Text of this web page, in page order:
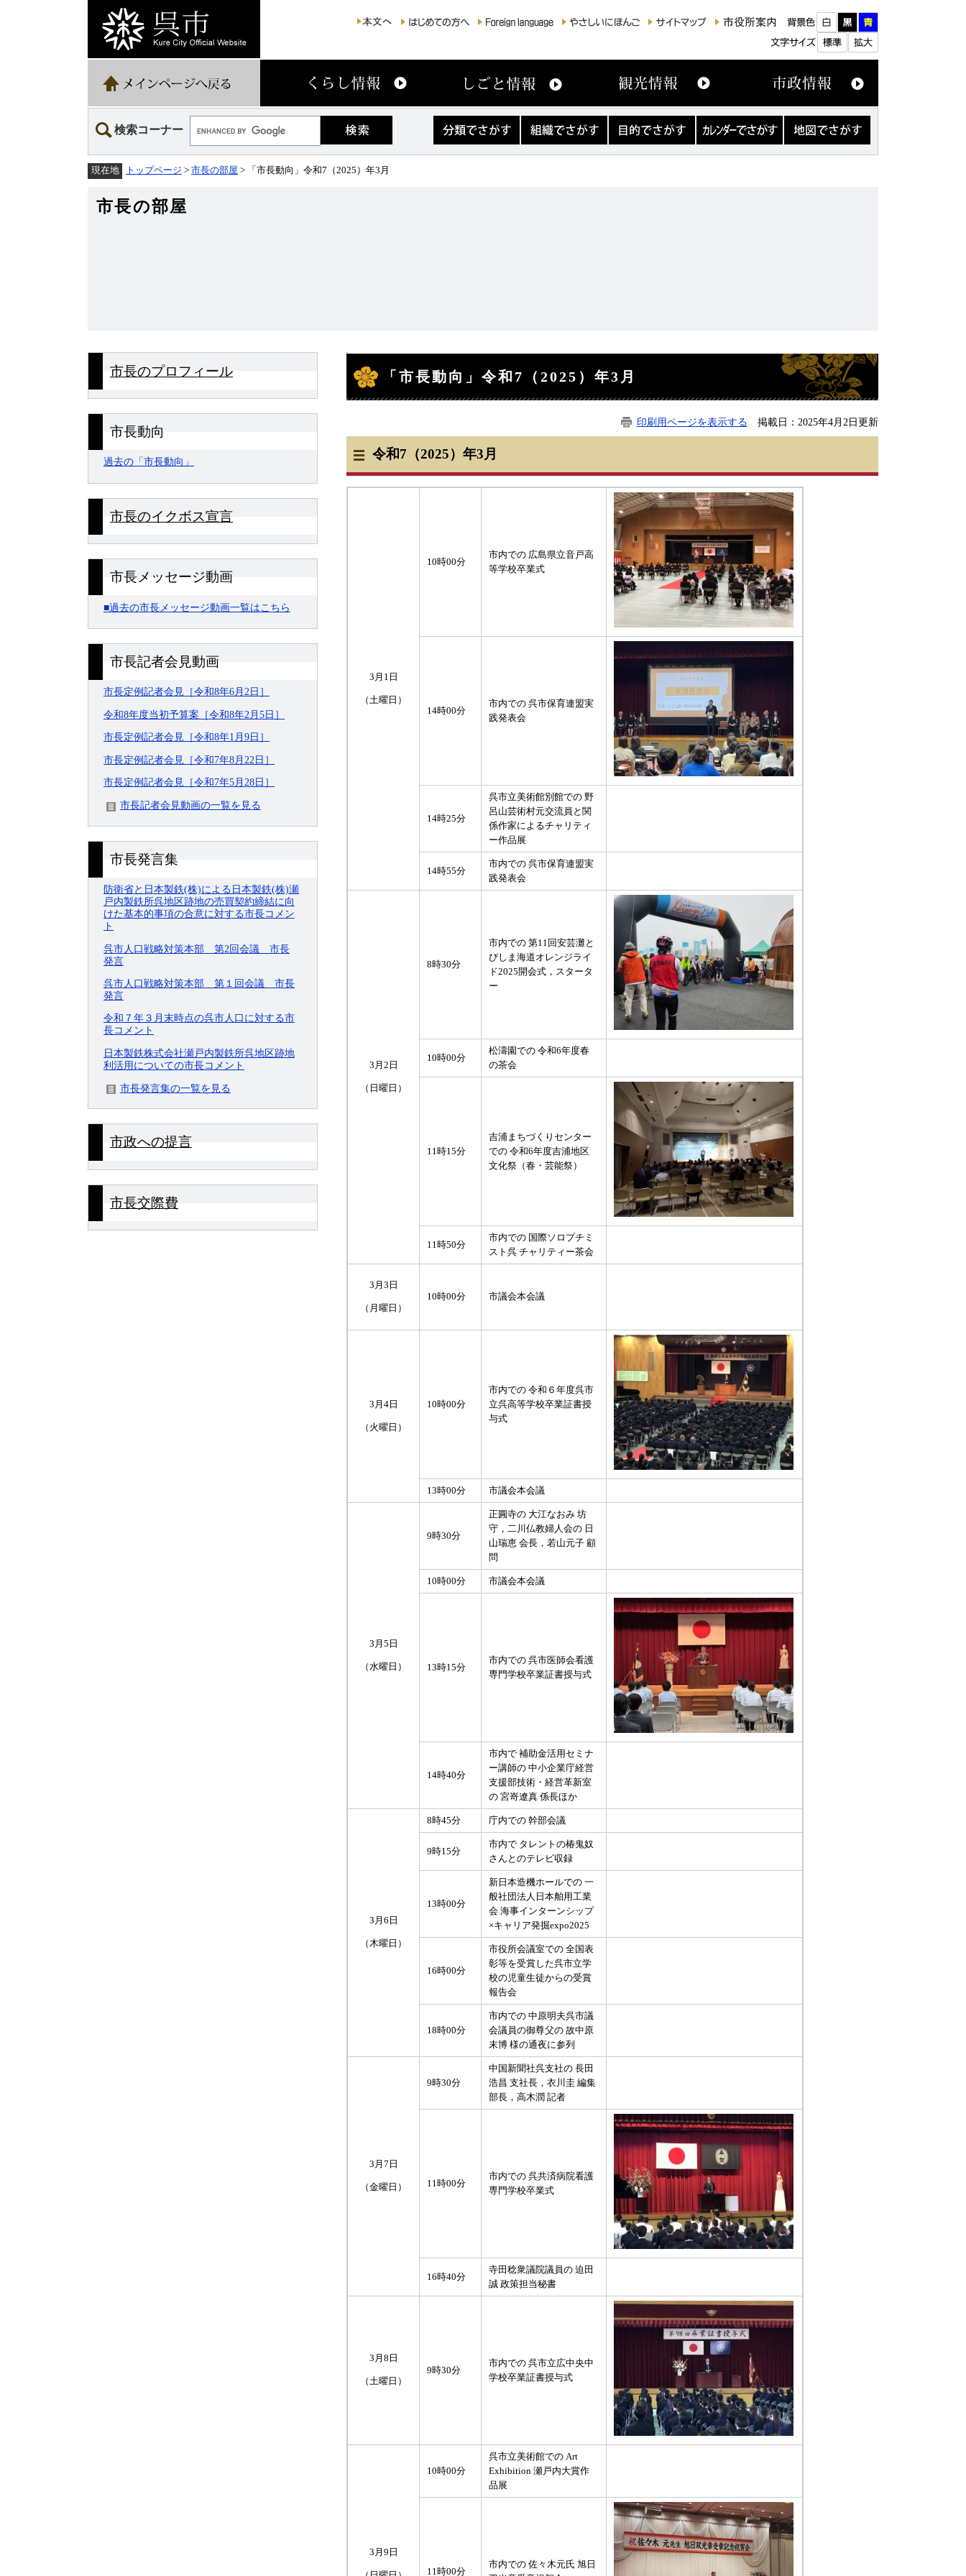
検索コーナー
カ
ス
ム
織
レ
図
現在地 トップページ > 市長の部屋 > 「市長動向」令和7（2025）年3月
市長の部屋
市長のプロフィール
市長動向
過去の「市長動向」
市長のイクボス宣言
市長メッセージ動画
■過去の市長メッセージ動画一覧はこちら
市長記者会見動画
市長定例記者会見［令和8年6月2日］
令和8年度当初予算案［令和8年2月5日］
市長定例記者会見［令和8年1月9日］
市長定例記者会見［令和7年8月22日］
市長定例記者会見［令和7年5月28日］
市長記者会見動画の一覧を見る
市長発言集
防衛省と日本製鉄(株)による日本製鉄(株)瀬
戸内製鉄所呉地区跡地の売買契約締結に向
けた基本的事項の合意に対する市長コメン
ト
呉市人口戦略対策本部 第2回会議 市長
発言
呉市人口戦略対策本部 第１回会議 市長
発言
令和７年３月末時点の呉市人口に対する市
長コメント
日本製鉄株式会社瀬戸内製鉄所呉地区跡地
利活用についての市長コメント
市長発言集の一覧を見る
市政への提言
市長交際費
文
「市長動向」令和7（2025）年3月
印刷用ページを表示する 掲載日：2025年4月2日更新
令和7（2025）年3月
3月1日
（土曜日）
10時00分
市内での 広島県立音戸高
等学校卒業式
14時00分
市内での 呉市保育連盟実
践発表会
14時25分
呉市立美術館別館での 野
呂山芸術村元交流員と関
係作家によるチャリティ
ー作品展
14時55分
市内での 呉市保育連盟実
践発表会
3月2日
（日曜日）
8時30分
市内での 第11回安芸灘と
びしま海道オレンジライ
ド2025開会式，スタータ
ー
10時00分
松濤園での 令和6年度春
の茶会
11時15分
吉浦まちづくりセンター
での 令和6年度吉浦地区
文化祭（春・芸能祭）
11時50分
市内での 国際ソロプチミ
スト呉 チャリティー茶会
3月3日
（月曜日）
10時00分 市議会本会議
3月4日
（火曜日）
10時00分
市内での 令和６年度呉市
立呉高等学校卒業証書授
与式
13時00分 市議会本会議
3月5日
（水曜日）
9時30分
正圓寺の 大江なおみ 坊
守，二川仏教婦人会の 日
山瑞恵 会長，若山元子 顧
問
10時00分 市議会本会議
13時15分
市内での 呉市医師会看護
専門学校卒業証書授与式
14時40分
市内で 補助金活用セミナ
ー講師の 中小企業庁経営
支援部技術・経営革新室
の 宮嵜遼真 係長ほか
3月6日
（木曜日）
8時45分 庁内での 幹部会議
9時15分
市内で タレントの椿鬼奴
さんとのテレビ収録
13時00分
新日本造機ホールでの 一
般社団法人日本舶用工業
会 海事インターンシップ
×キャリア発掘expo2025
16時00分
市役所会議室での 全国表
彰等を受賞した呉市立学
校の児童生徒からの受賞
報告会
18時00分
市内での 中原明夫呉市議
会議員の御尊父の 故中原
末博 様の通夜に参列
3月7日
（金曜日）
9時30分
中国新聞社呉支社の 長田
浩昌 支社長，衣川圭 編集
部長，高木潤 記者
11時00分
市内での 呉共済病院看護
専門学校卒業式
16時40分
寺田稔衆議院議員の 迫田
誠 政策担当秘書
3月8日
（土曜日）
9時30分
市内での 呉市立広中央中
学校卒業証書授与式
3月9日
10時00分
呉市立美術館での Art
Exhibition 瀬戸内大賞作
品展
11時00分
市内での 佐々木元氏 旭日